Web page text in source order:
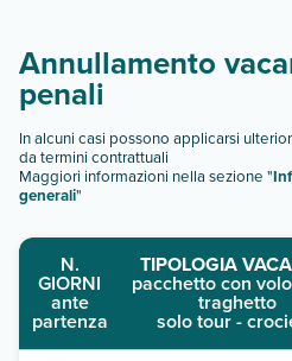
Annullamento
penali
In alcuni casi possono applicarsi
da termini contrattuali
Maggiori informazioni nella sezione "
generali"
N.
GIORNI
ante
partenza
TIPOLOGIA
pacchetto con
traghetto
solo tour -